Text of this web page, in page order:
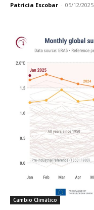
Patricia Escobar - 05/12/2025
Cambio Climático